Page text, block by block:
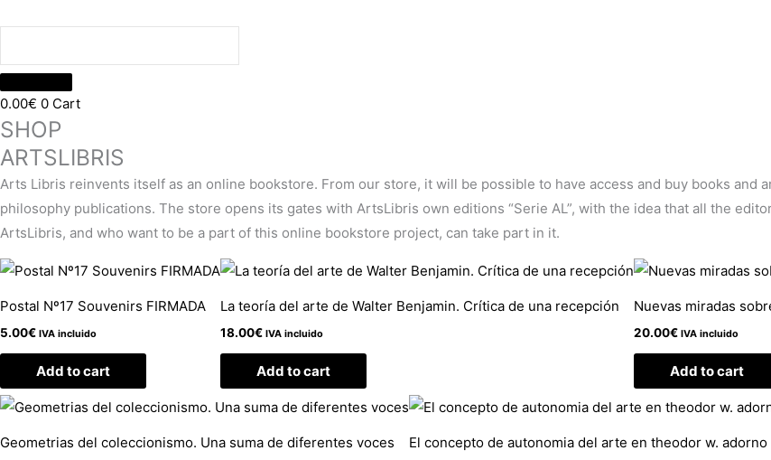
0.00€ 0 Cart
SHOP
ARTSLIBRIS
Arts Libris reinvents itself as an online bookstore. From our store, it will be possible to have access and buy books and
philosophy publications. The store opens its gates with ArtsLibris own editions “Serie AL”, with the idea that all the
ArtsLibris, and who want to be a part of this online bookstore project, can take part in it.
Postal Nº17 Souvenirs FIRMADA
5.00€ IVA incluido
Add to cart
La teoría del arte de Walter Benjamin. Crítica de una recepción
18.00€ IVA incluido
Add to cart
Nuevas miradas
20.00€ IVA incluido
Add to cart
Geometrias del coleccionismo. Una suma de diferentes voces El concepto de autonomia del arte en theodor w. adorno